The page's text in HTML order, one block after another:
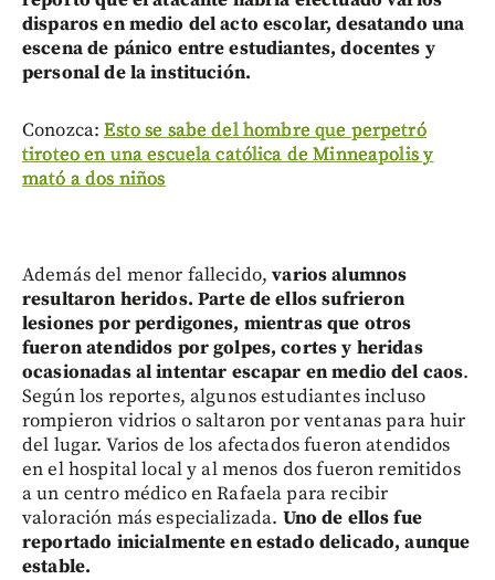
disparos en medio del acto escolar, desatando una
escena de pánico entre estudiantes, docentes y
personal de la institución.
Conozca:Esto se sabe del hombre que perpetró
tiroteo en una escuela católica de Minneapolis y
mató a dos niños
Además del menor fallecido, varios alumnos
resultaron heridos. Parte de ellos sufrieron
lesiones por perdigones, mientras que otros
fueron atendidos por golpes, cortes y heridas
ocasionadas al intentar escapar en medio del caos.
Según los reportes, algunos estudiantes incluso
rompieron vidrios o saltaron por ventanas para huir
del lugar. Varios de los afectados fueron atendidos
en el hospital local y al menos dos fueron remitidos
a un centro médico en Rafaela para recibir
valoración más especializada. Uno de ellos fue
reportado inicialmente en estado delicado, aunque
estable.